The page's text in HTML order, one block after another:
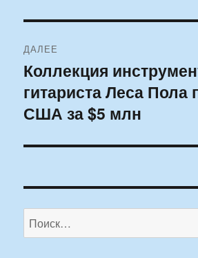
ДАЛЕЕ
Следующая
запись:
Коллекция
гитариста Леса Пола
США за $5 млн
Искать: